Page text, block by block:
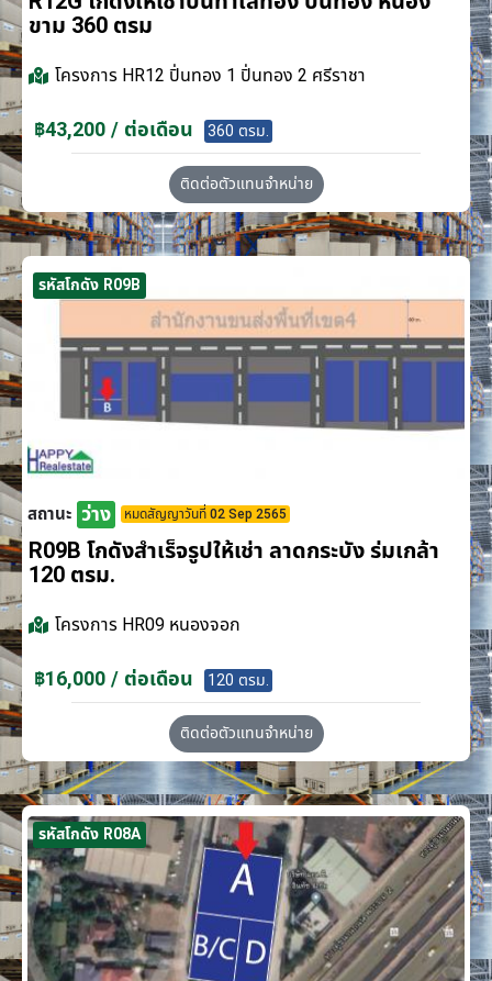
ขาม 360 ตรม
โครงการ HR12 ปิ่นทอง 1 ปิ่นทอง 2 ศรีราชา
฿43,200 / ต่อเดือน 360 ตรม.
ติดต่อตัวแทนจำหน่าย
รหัสโกดัง R09B
สถานะ ว่าง หมดสัญญาวันที่ 02 Sep 2565
R09B โกดังสำเร็จรูปให้เช่า ลาดกระบัง​ ร่มเกล้า
120 ตรม.
โครงการ HR09 หนองจอก
฿16,000 / ต่อเดือน 120 ตรม.
ติดต่อตัวแทนจำหน่าย
รหัสโกดัง R08A